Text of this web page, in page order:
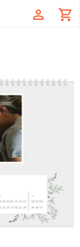
profile shopping_cart